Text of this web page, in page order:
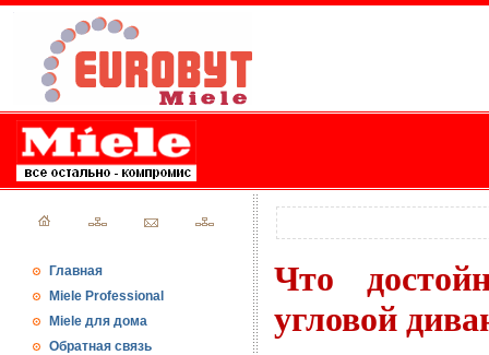
Главная
Miele Professional
Miele для дома
Обратная связь
Что
угловой